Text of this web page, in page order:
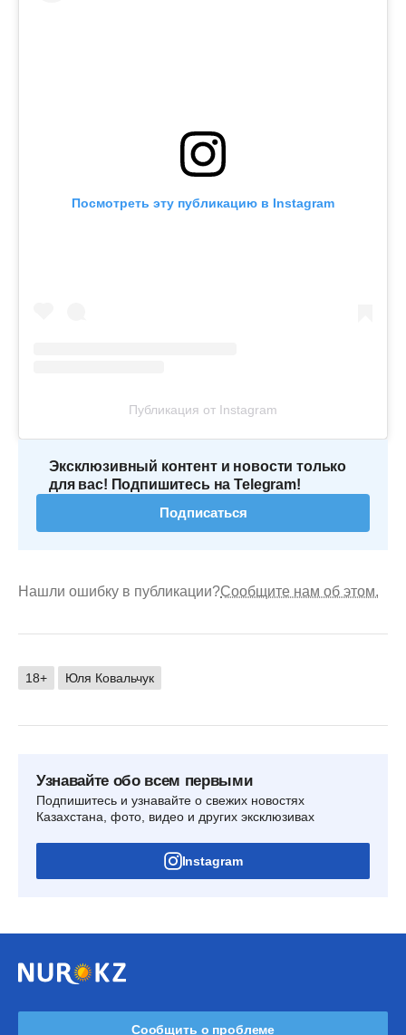
Посмотреть эту публикацию в Instagram
Публикация от Instagram
Эксклюзивный контент и новости только
для вас! Подпишитесь на Telegram!
Подписаться
Нашли ошибку в публикации?Сообщите нам об этом.
18+ Юля Ковальчук
Узнавайте обо всем первыми
Подпишитесь и узнавайте о свежих новостях
Казахстана, фото, видео и других эксклюзивах
Instagram
Сообщить о проблеме